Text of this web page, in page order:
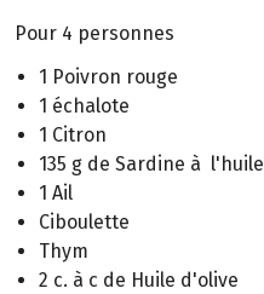
Pour 4 personnes
1 Poivron rouge
1 échalote
1 Citron
135 g de Sardine à l'huile
1 Ail
Ciboulette
Thym
2 c. à c de Huile d'olive